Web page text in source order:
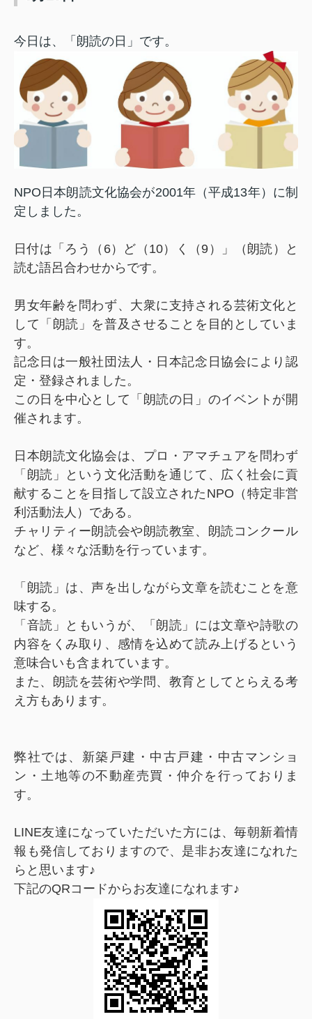
今日は、「朗読の日」です。
NPO日本朗読文化協会が2001年（平成13年）に制
定しました。
日付は「ろう（6）ど（10）く（9）」（朗読）と
読む語呂合わせからです。
男女年齢を問わず、大衆に支持される芸術文化と
して「朗読」を普及させることを目的としていま
す。
記念日は一般社団法人・日本記念日協会により認
定・登録されました。
この日を中心として「朗読の日」のイベントが開
催されます。
日本朗読文化協会は、プロ・アマチュアを問わず
「朗読」という文化活動を通じて、広く社会に貢
献することを目指して設立されたNPO（特定非営
利活動法人）である。
チャリティー朗読会や朗読教室、朗読コンクール
など、様々な活動を行っています。
「朗読」は、声を出しながら文章を読むことを意
味する。
「音読」ともいうが、「朗読」には文章や詩歌の
内容をくみ取り、感情を込めて読み上げるという
意味合いも含まれています。
また、朗読を芸術や学問、教育としてとらえる考
え方もあります。
弊社では、新築戸建・中古戸建・中古マンショ
ン・土地等の不動産売買・仲介を行っておりま
す。
LINE友達になっていただいた方には、毎朝新着情
報も発信しておりますので、是非お友達になれた
らと思います♪
下記のQRコードからお友達になれます♪